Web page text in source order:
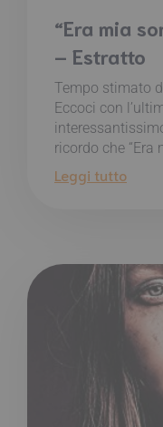
“Era mia
– Estratto
Tempo stimato
Eccoci con
ricordo che “Era
Leggi tutto